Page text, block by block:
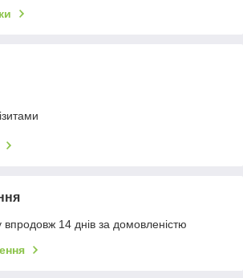
14 днів за домовленістю